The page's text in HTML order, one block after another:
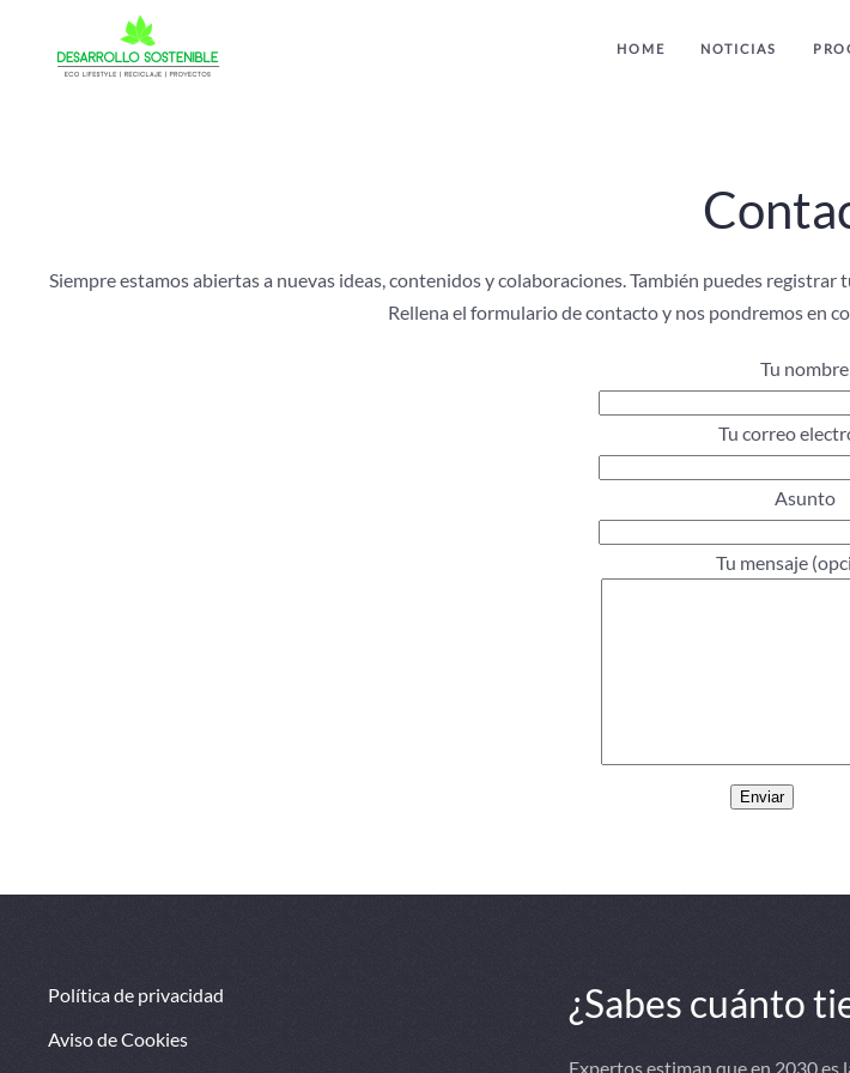
HOME NOTICIAS
Siempre estamos abiertas a nuevas ideas, contenidos y colaboraciones. También puedes
Rellena el formulario de contacto y nos pondremos en
Tu nombre
Tu correo
Asunto
Tu mensaje
Política de privacidad
Aviso de Cookies
¿Sabes cuánto
Expertos estiman que en 2030